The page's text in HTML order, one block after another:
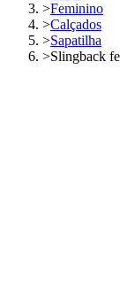
>Feminino
>Calçados
>Sapatilha
>Slingback